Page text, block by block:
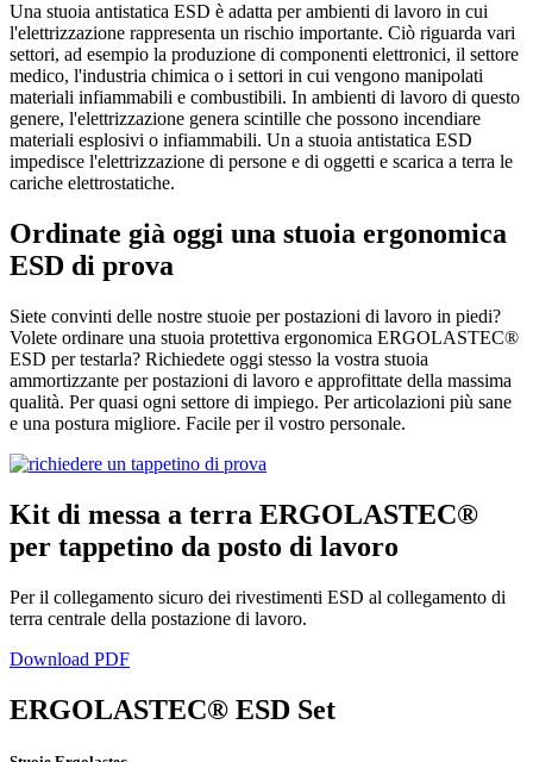
Una stuoia antistatica ESD è adatta per ambienti di lavoro in cui
l'elettrizzazione rappresenta un rischio importante. Ciò riguarda vari
settori, ad esempio la produzione di componenti elettronici, il settore
medico, l'industria chimica o i settori in cui vengono manipolati
materiali infiammabili e combustibili. In ambienti di lavoro di questo
genere, l'elettrizzazione genera scintille che possono incendiare
materiali esplosivi o infiammabili. Un a stuoia antistatica ESD
impedisce l'elettrizzazione di persone e di oggetti e scarica a terra le
cariche elettrostatiche.
Ordinate già oggi una stuoia ergonomica
ESD di prova
Siete convinti delle nostre stuoie per postazioni di lavoro in piedi?
Volete ordinare una stuoia protettiva ergonomica ERGOLASTEC®
ESD per testarla? Richiedete oggi stesso la vostra stuoia
ammortizzante per postazioni di lavoro e approfittate della massima
qualità. Per quasi ogni settore di impiego. Per articolazioni più sane
e una postura migliore. Facile per il vostro personale.
Kit di messa a terra ERGOLASTEC®
per tappetino da posto di lavoro
Per il collegamento sicuro dei rivestimenti ESD al collegamento di
terra centrale della postazione di lavoro.
Download PDF
ERGOLASTEC® ESD Set